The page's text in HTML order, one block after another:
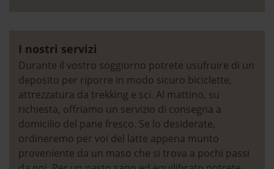
26.12. - 06.01.2027
07.01. - 29.01.2027 € 165,- € 1.150,-
30.01. - 05.03.2027 € 193,- € 1.350,-
06.03. - 23.04.2027 € 158,- € 1.100,-
24.04. - 14.05.2027 € 158,- € 1.100,-
I nostri servizi
Durante il vostro soggiorno potrete usufruire di un
deposito per riporre in modo sicuro biciclette,
attrezzatura da trekking e sci. Al mattino, su
richiesta, offriamo un servizio di consegna a
domicilio del pane fresco. Se lo desiderate,
ordineremo per voi del latte appena munto
proveniente da un maso che si trova a pochi passi